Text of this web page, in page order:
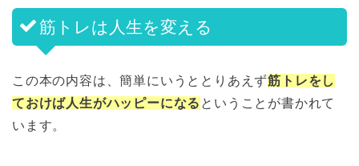
筋トレは人生を変える
この本の内容は、簡単にいうととりあえず筋トレをし
ておけば人生がハッピーになる ということが書かれて
います。